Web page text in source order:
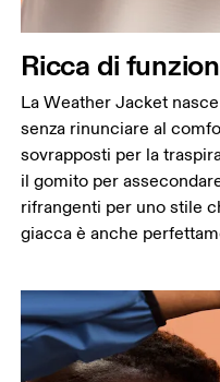
Fianchi
Misura la parte più ampia dei fianchi da un estremo
all’altro.
Ricca di
La Weather Jacket
senza rinunciare al
sovrapposti per la
il gomito per
rifrangenti per uno stile
giacca è anche